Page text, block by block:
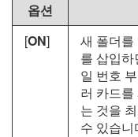
옵션
[ON]
새 폴더를
를 삽입
일 번호
러 카드
는 것을
수 있습니